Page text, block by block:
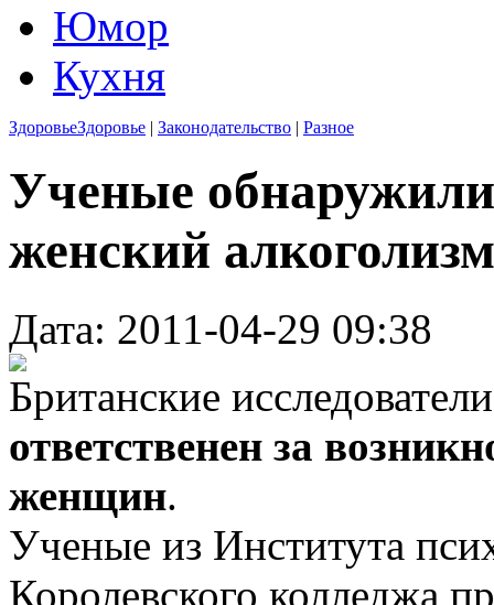
Юмор
Кухня
ЗдоровьеЗдоровье | Законодательство | Разное
Ученые
женский алкоголизм
Дата: 2011-04-29 09:38
Британские
ответственен за
женщин.
Ученые из Института
Королевского колледжа